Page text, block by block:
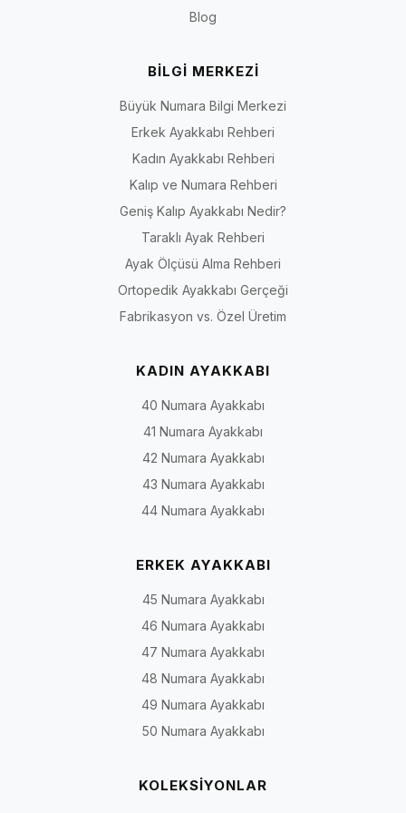
Blog
BİLGİ MERKEZİ
Büyük Numara Bilgi Merkezi
Erkek Ayakkabı Rehberi
Kadın Ayakkabı Rehberi
Kalıp ve Numara Rehberi
Geniş Kalıp Ayakkabı Nedir?
Taraklı Ayak Rehberi
Ayak Ölçüsü Alma Rehberi
Ortopedik Ayakkabı Gerçeği
Fabrikasyon vs. Özel Üretim
KADIN AYAKKABI
40 Numara Ayakkabı
41 Numara Ayakkabı
42 Numara Ayakkabı
43 Numara Ayakkabı
44 Numara Ayakkabı
ERKEK AYAKKABI
45 Numara Ayakkabı
46 Numara Ayakkabı
47 Numara Ayakkabı
48 Numara Ayakkabı
49 Numara Ayakkabı
50 Numara Ayakkabı
KOLEKSİYONLAR